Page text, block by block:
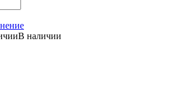
В наличии